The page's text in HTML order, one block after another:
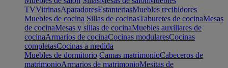
TVVitrinasAparadoresEstanteriasMuebles recibidores
Muebles de cocina Sillas de cocinasTaburetes de cocinaMesas
de cocinaMesas y sillas de cocinaMuebles auxiliares de
cocinaArmarios de cocinaCocinas modularesCocinas
completasCocinas a medida
Muebles de dormitorio Camas matrimonioCabeceros de
matrimonioArmarios de matrimonioMesitas de